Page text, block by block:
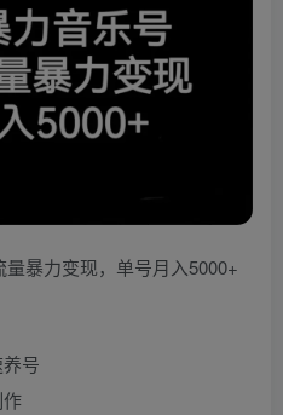
暴力变现，单号月入5000+
号